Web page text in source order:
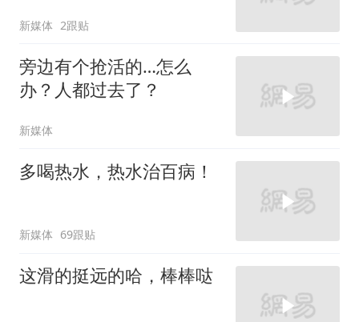
新媒体 2跟贴
旁边有个抢活的…怎么
办？人都过去了？
新媒体
多喝热水，热水治百病！
新媒体 69跟贴
这滑的挺远的哈，棒棒哒